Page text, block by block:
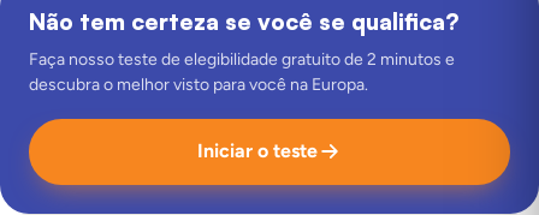
Não tem certeza se você se qualifica?
Faça nosso teste de elegibilidade gratuito de 2 minutos e
descubra o melhor visto para você na Europa.
Iniciar o teste